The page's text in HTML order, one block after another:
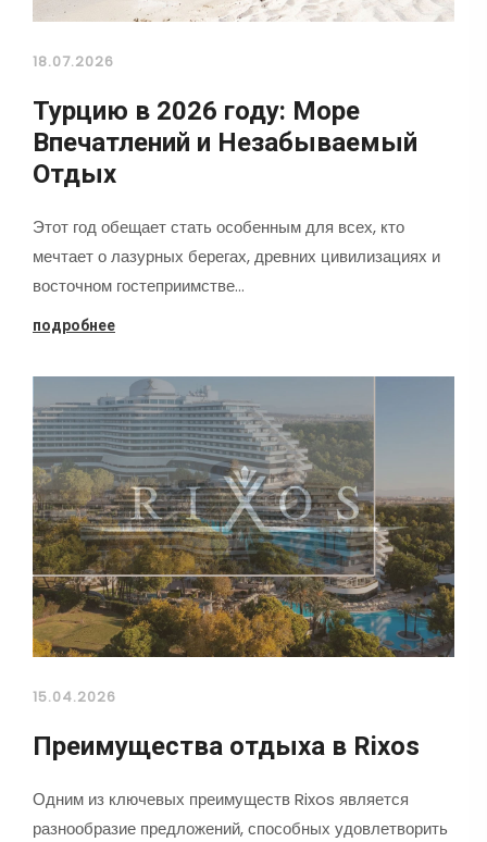
18.07.2026
Турцию в 2026 году: Море
Впечатлений и Незабываемый
Отдых
Этот год обещает стать особенным для всех, кто
мечтает о лазурных берегах, древних цивилизациях и
восточном гостеприимстве…
подробнее
15.04.2026
Преимущества отдыха в Rixos
Одним из ключевых преимуществ Rixos является
разнообразие предложений, способных удовлетворить